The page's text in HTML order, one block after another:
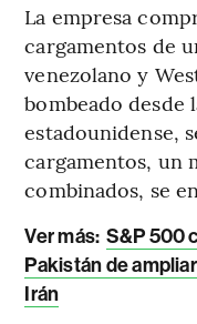
La empresa
cargamentos de
venezolano y
bombeado desde
estadounidense,
cargamentos, un
combinados, se
Ver más: S&P 500
Pakistán de
Irán